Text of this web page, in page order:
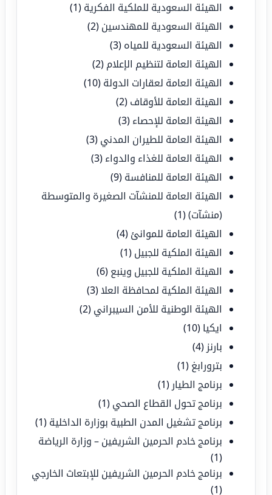
الهيئة السعودية للملكية الفكرية (1)
الهيئة السعودية للمهندسين (2)
الهيئة السعودية للمياه (3)
الهيئة العامة لتنظيم الإعلام (2)
الهيئة العامة لعقارات الدولة (10)
الهيئة العامة للأوقاف (2)
الهيئة العامة للإحصاء (3)
الهيئة العامة للطيران المدني (3)
الهيئة العامة للغذاء والدواء (3)
الهيئة العامة للمنافسة (9)
الهيئة العامة للمنشآت الصغيرة والمتوسطة
(منشآت)(1)
الهيئة العامة للموانئ (4)
الهيئة الملكية للجبيل (1)
الهيئة الملكية للجبيل وينبع (6)
الهيئة الملكية لمحافظة العلا(3)
الهيئة الوطنية للأمن السيبراني (2)
ايكيا (10)
بارنز (4)
بترورابغ (1)
برنامج الطيار (1)
برنامج تحول القطاع الصحي (1)
برنامج تشغيل المدن الطبية بوزارة الداخلية (1)
برنامج خادم الحرمين الشريفين – وزارة الرياضة
(1)
برنامج خادم الحرمين الشريفين للإبتعاث الخارجي
(1)